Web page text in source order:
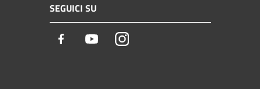
SEGUICI SU
Facebook YoutubeInstagram